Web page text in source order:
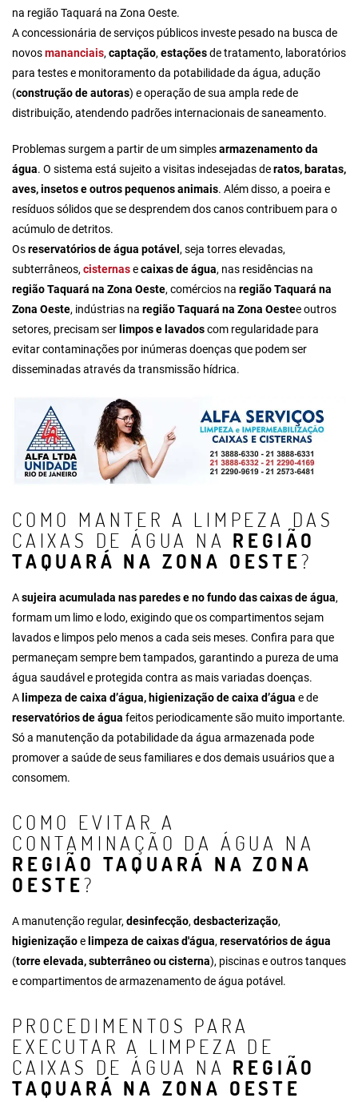
na região Taquará na Zona Oeste.
A concessionária de serviços públicos investe pesado na busca de
novosmananciais, captação, estaçõesde tratamento, laboratórios
para testes e monitoramento da potabilidade da água, adução
(construção de autoras) e operação de sua ampla rede de
distribuição, atendendo padrões internacionais de saneamento.
Problemas surgem a partir de um simplesarmazenamento da
água. O sistema está sujeito a visitas indesejadas deratos, baratas,
aves, insetos e outros pequenos animais. Além disso, a poeira e
resíduos sólidos que se desprendem dos canos contribuem para o
acúmulo de detritos.
Osreservatórios de água potável , seja torres elevadas,
subterrâneos, cisternasecaixas de água, nas residências na
região Taquará na Zona Oeste, comércios na região Taquará na
Zona Oeste, indústrias na região Taquará na Zona Oestee outros
setores, precisam ser limpos e lavadoscom regularidade para
evitar contaminações por inúmeras doenças que podem ser
disseminadas através da transmissão hídrica.
COMO MANTER A LIMPEZA DAS
CAIXAS DE ÁGUA NA REGIÃO
TAQUARÁ NA ZONA OESTE?
Asujeira acumulada nas paredes e no fundo das caixas de água,
formam um limo e lodo, exigindo que os compartimentos sejam
lavados e limpos pelo menos a cada seis meses. Confira para que
permaneçam sempre bem tampados, garantindo a pureza de uma
água saudável e protegida contra as mais variadas doenças.
A limpeza de caixa d’água, higienização de caixa d’água e de
reservatórios de água feitos periodicamente são muito importante.
Só a manutenção da potabilidade da água armazenada pode
promover a saúde de seus familiares e dos demais usuários que a
consomem.
COMO EVITAR A
CONTAMINAÇÃO DA ÁGUA NA
REGIÃO TAQUARÁ NA ZONA
OESTE?
A manutenção regular,desinfecção,desbacterização,
higienizaçãoe limpeza de caixas d'água,reservatórios de água
(torre elevada, subterrâneo ou cisterna), piscinas e outros tanques
e compartimentos de armazenamento de água potável.
PROCEDIMENTOS PARA
EXECUTAR A LIMPEZA DE
CAIXAS DE ÁGUA NA REGIÃO
TAQUARÁ NA ZONA OESTE